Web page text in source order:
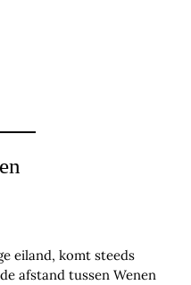
eiland, komt steeds
afstand tussen Wenen